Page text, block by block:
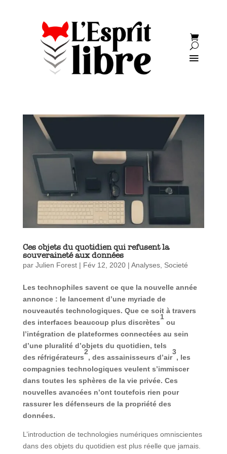
Ces objets du quotidien qui refusent la
souveraineté aux données
par Julien Forest| Fév 12, 2020| Analyses, Societé
Les technophiles savent ce que la nouvelle année
annonce : le lancement d’une myriade de
nouveautés technologiques. Que ce soit à travers
des interfaces beaucoup plus discrètes
1
ou
l’intégration de plateformes connectées au sein
d’une pluralité d’objets du quotidien, tels
des réfrigérateurs
2
, des assainisseurs d’air
3
, les
compagnies technologiques veulent s’immiscer
dans toutes les sphères de la vie privée. Ces
nouvelles avancées n’ont toutefois rien pour
rassurer les défenseurs de la propriété des
données.
L’introduction de technologies numériques omniscientes
dans des objets du quotidien est plus réelle que jamais.